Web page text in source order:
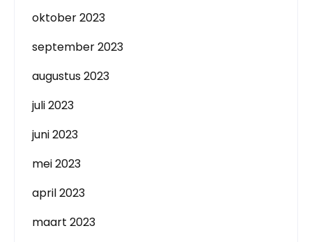
oktober 2023
september 2023
augustus 2023
juli 2023
juni 2023
mei 2023
april 2023
maart 2023